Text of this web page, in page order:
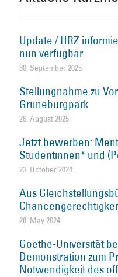
Update / HRZ
nun verfügbar
30. September 2025
Stellungnahme zu
Grüneburgpark
26. August 2025
Jetzt bewerben:
Studentinnen* und
23. October 2024
Aus
28. May 2024
Goethe-Universität
Demonstration zum
Notwendigkeit des